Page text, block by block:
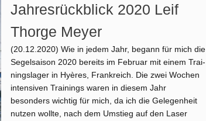
Jahresrückblick 2020 Leif
Thorge Meyer
(20.12.2020) Wie in jedem Jahr, begann für mich die
Segelsaison 2020 bereits im Februar mit einem Trai­
ningslager in Hyères, Frankreich. Die zwei Wochen
intensiven Trainings waren in diesem Jahr
besonders wichtig für mich, da ich die Gelegenheit
nutzen wollte, nach dem Umstieg auf den Laser